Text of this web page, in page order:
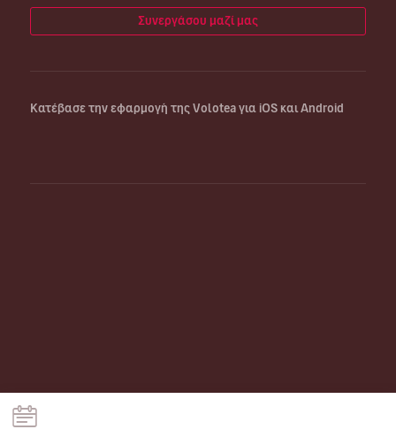
Συνεργάσου μαζί μας
Κατέβασε την εφαρμογή της Volotea για iOS και Android